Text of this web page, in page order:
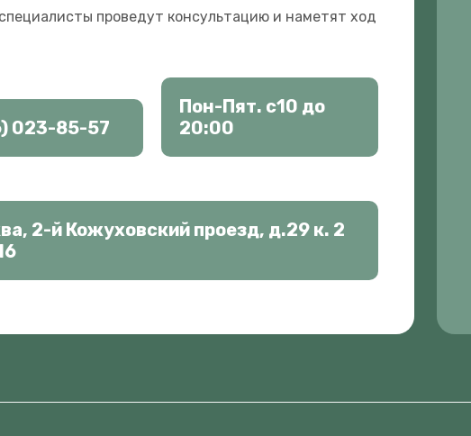
проведут консультацию и наметят ход
023-85-57
Пон-Пят. с10 до
20:00
2-й Кожуховский проезд, д.29 к. 2